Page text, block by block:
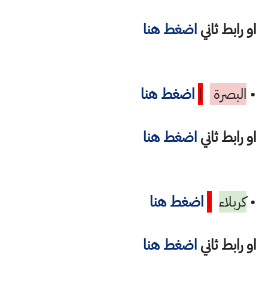
او رابط ثانياضغط هنا
• البصرة | اضغط هنا
او رابط ثانياضغط هنا
•كربلاء | اضغط هنا
او رابط ثانياضغط هنا